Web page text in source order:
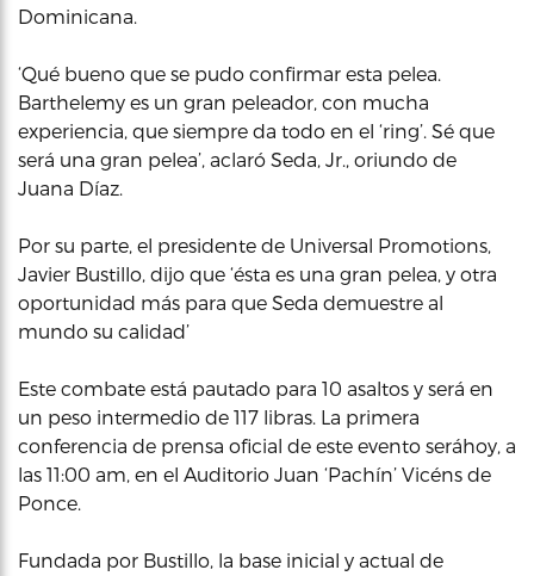
Dominicana.
‘Qué bueno que se pudo confirmar esta pelea.
Barthelemy es un gran peleador, con mucha
experiencia, que siempre da todo en el ‘ring’. Sé que
será una gran pelea’, aclaró Seda, Jr., oriundo de
Juana Díaz.
Por su parte, el presidente de Universal Promotions,
Javier Bustillo, dijo que ‘ésta es una gran pelea, y otra
oportunidad más para que Seda demuestre al
mundo su calidad’
Este combate está pautado para 10 asaltos y será en
un peso intermedio de 117 libras. La primera
conferencia de prensa oficial de este evento seráhoy, a
las 11:00 am, en el Auditorio Juan ‘Pachín’ Vicéns de
Ponce.
Fundada por Bustillo, la base inicial y actual de